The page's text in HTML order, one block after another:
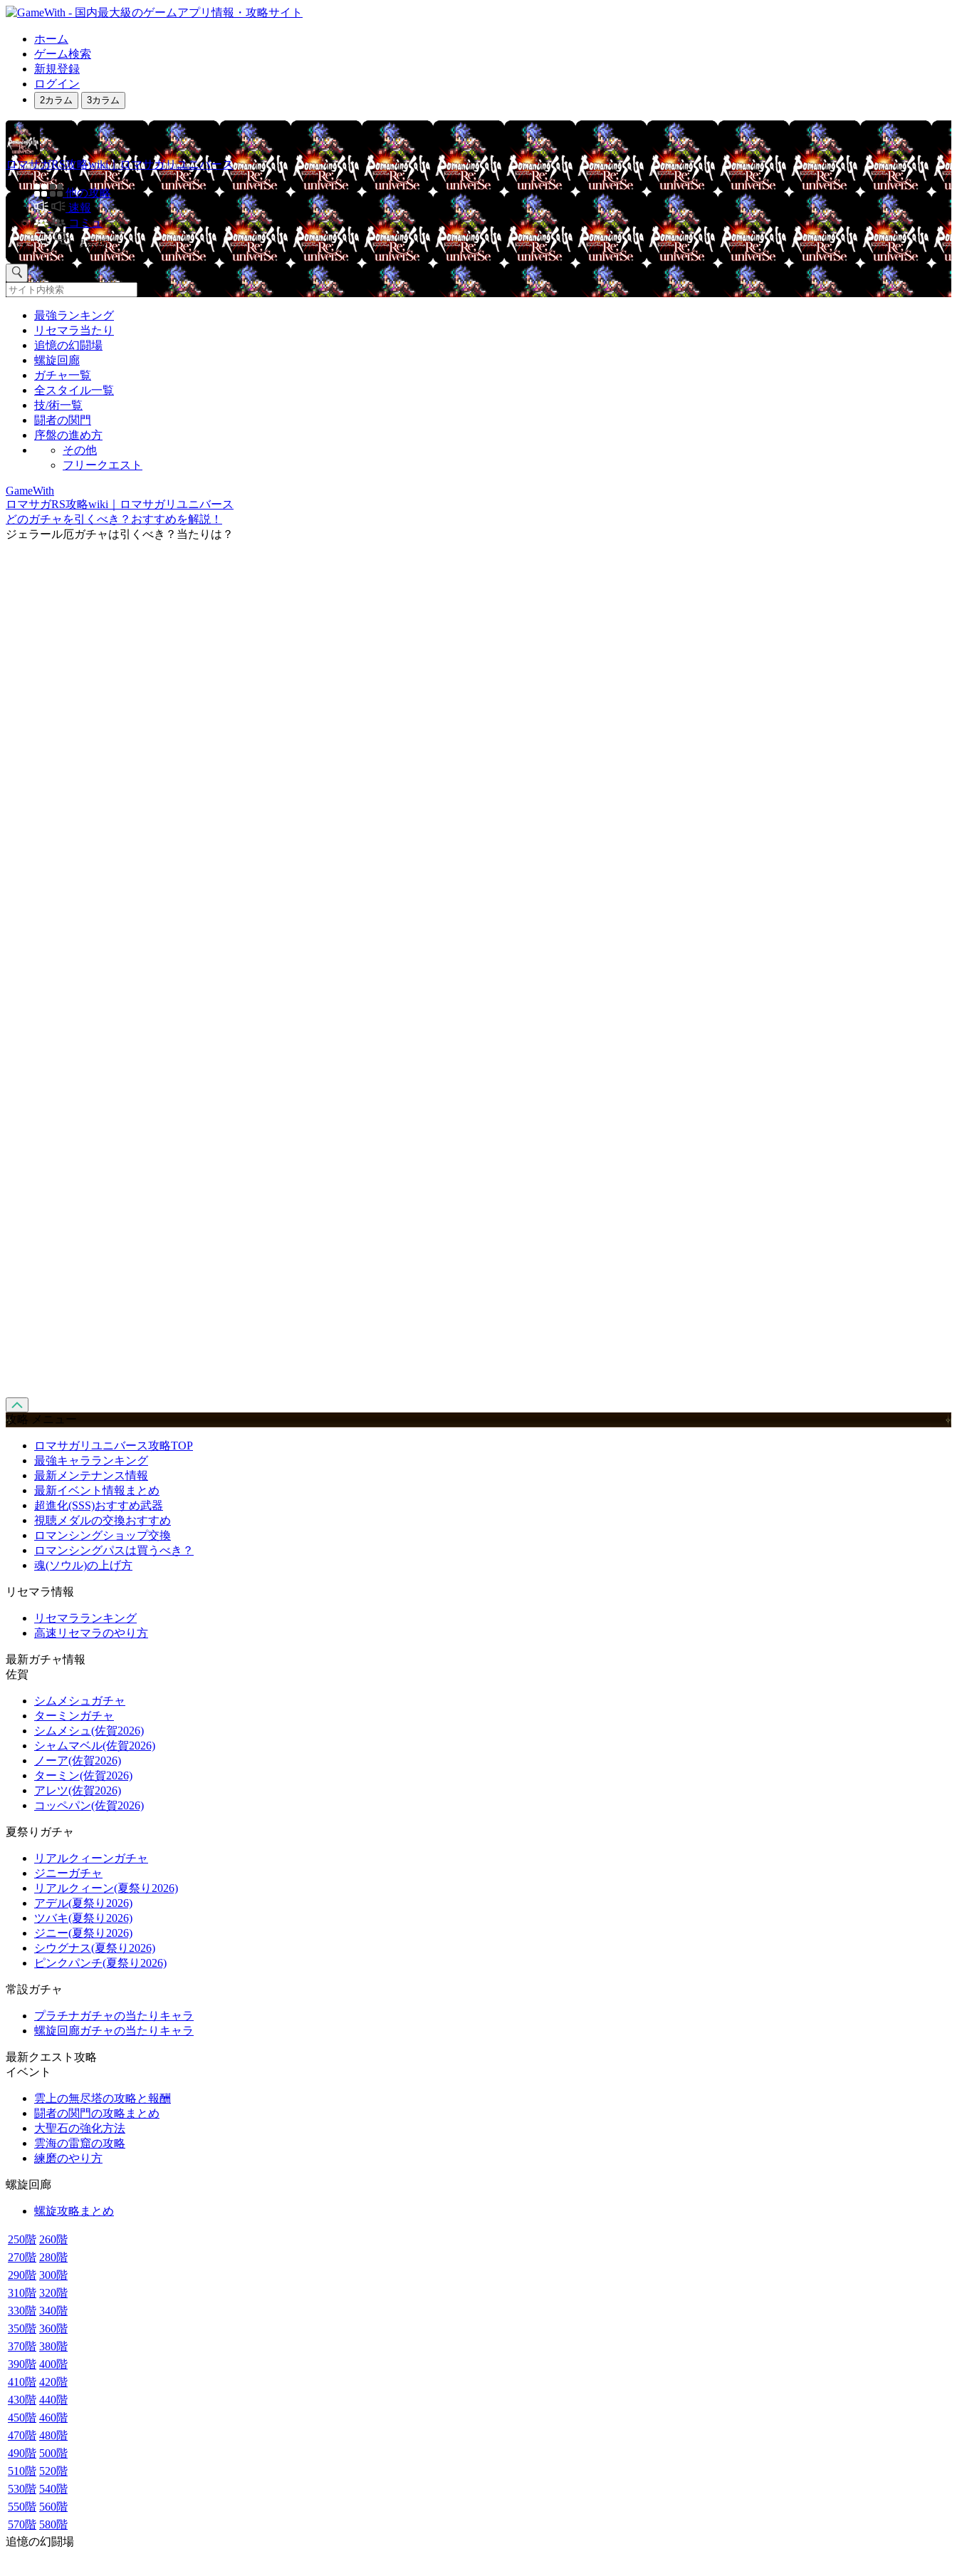
ホーム
ゲーム検索
新規登録
ログイン
2カラム 3カラム
ロマサガRS攻略wiki｜ロマサガリユニバース
他の攻略
速報
コミュ
掲示板
最強ランキング
リセマラ当たり
追憶の幻闘場
螺旋回廊
ガチャ一覧
全スタイル一覧
技/術一覧
闘者の関門
序盤の進め方
その他
フリークエスト
GameWith
ロマサガRS攻略wiki｜ロマサガリユニバース
どのガチャを引くべき？おすすめを解説！
ジェラール厄ガチャは引くべき？当たりは？
攻略 メニュー
ロマサガリユニバース攻略TOP
最強キャラランキング
最新メンテナンス情報
最新イベント情報まとめ
超進化(SSS)おすすめ武器
視聴メダルの交換おすすめ
ロマンシングショップ交換
ロマンシングパスは買うべき？
魂(ソウル)の上げ方
リセマラ情報
リセマラランキング
高速リセマラのやり方
最新ガチャ情報
佐賀
シムメシュガチャ
ターミンガチャ
シムメシュ(佐賀2026)
シャムマベル(佐賀2026)
ノーア(佐賀2026)
ターミン(佐賀2026)
アレツ(佐賀2026)
コッペパン(佐賀2026)
夏祭りガチャ
リアルクィーンガチャ
ジニーガチャ
リアルクィーン(夏祭り2026)
アデル(夏祭り2026)
ツバキ(夏祭り2026)
ジニー(夏祭り2026)
シウグナス(夏祭り2026)
ピンクパンチ(夏祭り2026)
常設ガチャ
プラチナガチャの当たりキャラ
螺旋回廊ガチャの当たりキャラ
最新クエスト攻略
イベント
雲上の無尽塔の攻略と報酬
闘者の関門の攻略まとめ
大聖石の強化方法
雲海の雷窟の攻略
練磨のやり方
螺旋回廊
螺旋攻略まとめ
250階 260階
270階 280階
290階 300階
310階 320階
330階 340階
350階 360階
370階 380階
390階 400階
410階 420階
430階 440階
450階 460階
470階 480階
490階 500階
510階 520階
530階 540階
550階 560階
570階 580階
追憶の幻闘場